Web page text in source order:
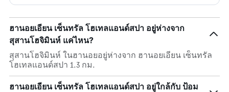
ฮานอยเอียน เซ็นทรัล โฮเทลแอนด์สปา อยู่ห่างจาก
สุสานโฮจิมินห์ แค่ไหน?
สุสานโฮจิมินห์ ในฮานอยอยู่ห่างจาก ฮานอยเอียน เซ็นทรัล
โฮเทลแอนด์สปา 1.3 กม.
ฮานอยเอียน เซ็นทรัล โฮเทลแอนด์สปา อยู่ใกล้กับ ป้อม